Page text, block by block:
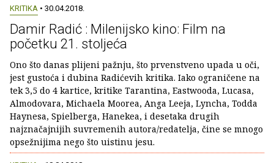
KRITIKA • 30.04.2018.
Damir Radić : Milenijsko kino: Film na
početku 21. stoljeća
Ono što danas plijeni pažnju, što prvenstveno upada u oči,
jest gustoća i dubina Radićevih kritika. Iako ograničene na
tek 3,5 do 4 kartice, kritike Tarantina, Eastwooda, Lucasa,
Almodovara, Michaela Moorea, Anga Leeja, Lyncha, Todda
Haynesa, Spielberga, Hanekea, i desetaka drugih
najznačajnijih suvremenih autora/redatelja, čine se mnogo
opsežnijima nego što uistinu jesu.